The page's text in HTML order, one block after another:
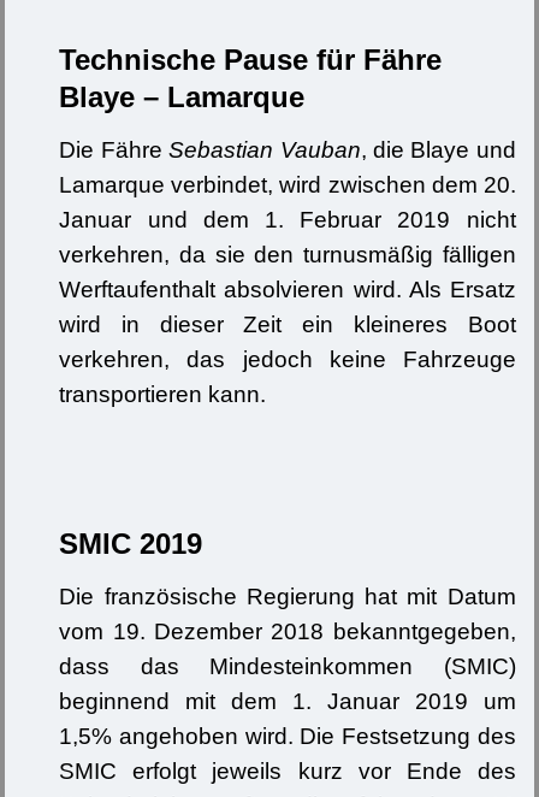
Technische Pause für Fähre
Blaye – Lamarque
Die FähreSebastian Vauban, die Blaye und
Lamarque verbindet, wird zwischen dem 20.
Januar und dem 1. Februar 2019 nicht
verkehren, da sie den turnusmäßig fälligen
Werftaufenthalt absolvieren wird. Als Ersatz
wird in dieser Zeit ein kleineres Boot
verkehren, das jedoch keine Fahrzeuge
transportieren kann.
SMIC 2019
Die französische Regierung hat mit Datum
vom 19. Dezember 2018 bekanntgegeben,
dass das Mindesteinkommen (SMIC)
beginnend mit dem 1. Januar 2019 um
1,5% angehoben wird. Die Festsetzung des
SMIC erfolgt jeweils kurz vor Ende des